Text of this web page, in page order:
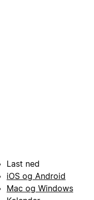
Last ned
iOS og Android
Mac og Windows